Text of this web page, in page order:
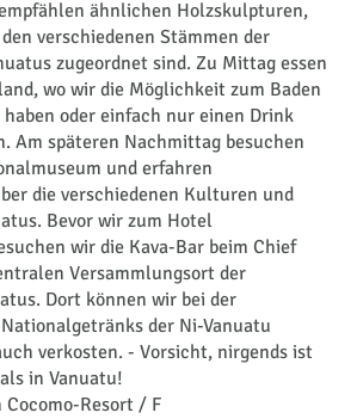
ähnlichen Holzskulpturen,
verschiedenen Stämmen der
zugeordnet sind. Zu Mittag essen
wo wir die Möglichkeit zum Baden
oder einfach nur einen Drink
Am späteren Nachmittag besuchen
und erfahren
die verschiedenen Kulturen und
Bevor wir zum Hotel
wir die Kava-Bar beim Chief
Versammlungsort der
Dort können wir bei der
der Ni-Vanuatu
verkosten. - Vorsicht, nirgends ist
in Vanuatu!
Resort / F